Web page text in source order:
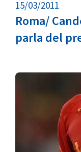
15/03/2011
Roma/
parla del